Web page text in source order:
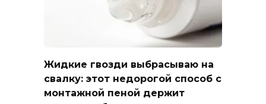
Жидкие гвозди выбрасываю на
свалку: этот недорогой способ с
монтажной пеной держит